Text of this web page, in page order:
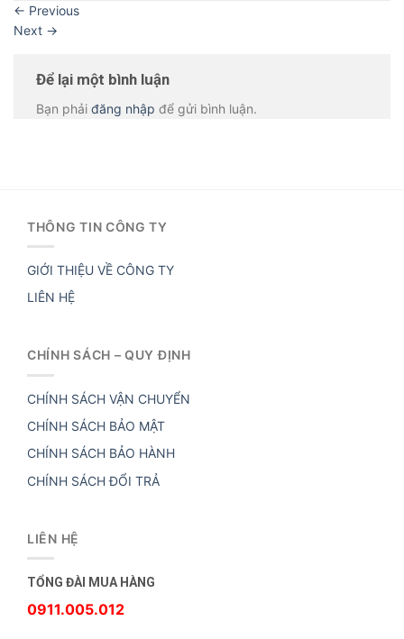
← Previous
Next →
Để lại một bình luận
Bạn phải đăng nhập để gửi bình luận.
THÔNG TIN CÔNG TY
GIỚI THIỆU VỀ CÔNG TY
LIÊN HỆ
CHÍNH SÁCH – QUY ĐỊNH
CHÍNH SÁCH VẬN CHUYỂN
CHÍNH SÁCH BẢO MẬT
CHÍNH SÁCH BẢO HÀNH
CHÍNH SÁCH ĐỔI TRẢ
LIÊN HỆ
TỔNG ĐÀI MUA HÀNG
0911.005.012